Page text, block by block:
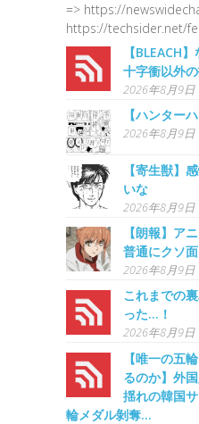
=> https://
https://techsider.net/
【BLEACH
十字衝以外
2026年8月9日
【ハンター
2026年8月9日
【寄生獣】
いな
2026年8月9日
【朗報】ア
普通にクソ
2026年8月9日
これまでの
った…！
2026年8月9日
【唯一の五
るのか】外
揺れの韓国
輪メダル剝奪…